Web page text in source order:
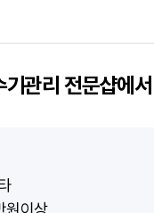
관리 전문샵에
원이상